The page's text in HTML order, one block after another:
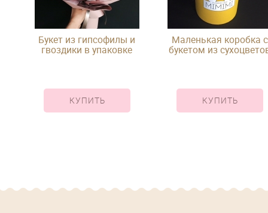
Букет из гипсофилы и
гвоздики в упаковке
КУПИТЬ
Маленькая коробка с
букетом из
КУПИТЬ